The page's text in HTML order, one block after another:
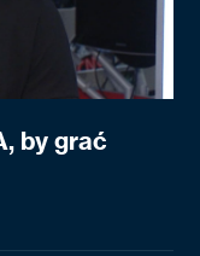
by grać